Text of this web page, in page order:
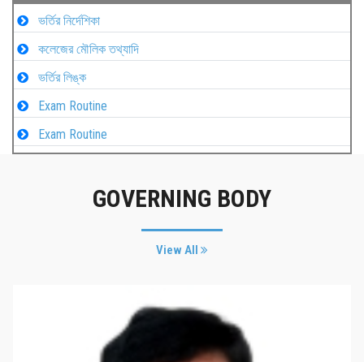
ভর্তির নির্দেশিকা
কলেজের মৌলিক তথ্যাদি
ভর্তির লিঙ্ক
Exam Routine
Exam Routine
GOVERNING BODY
View All